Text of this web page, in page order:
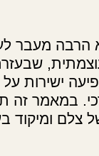
מעבר
עוצמתית,
ישירות על
במאמר
ומיקוד